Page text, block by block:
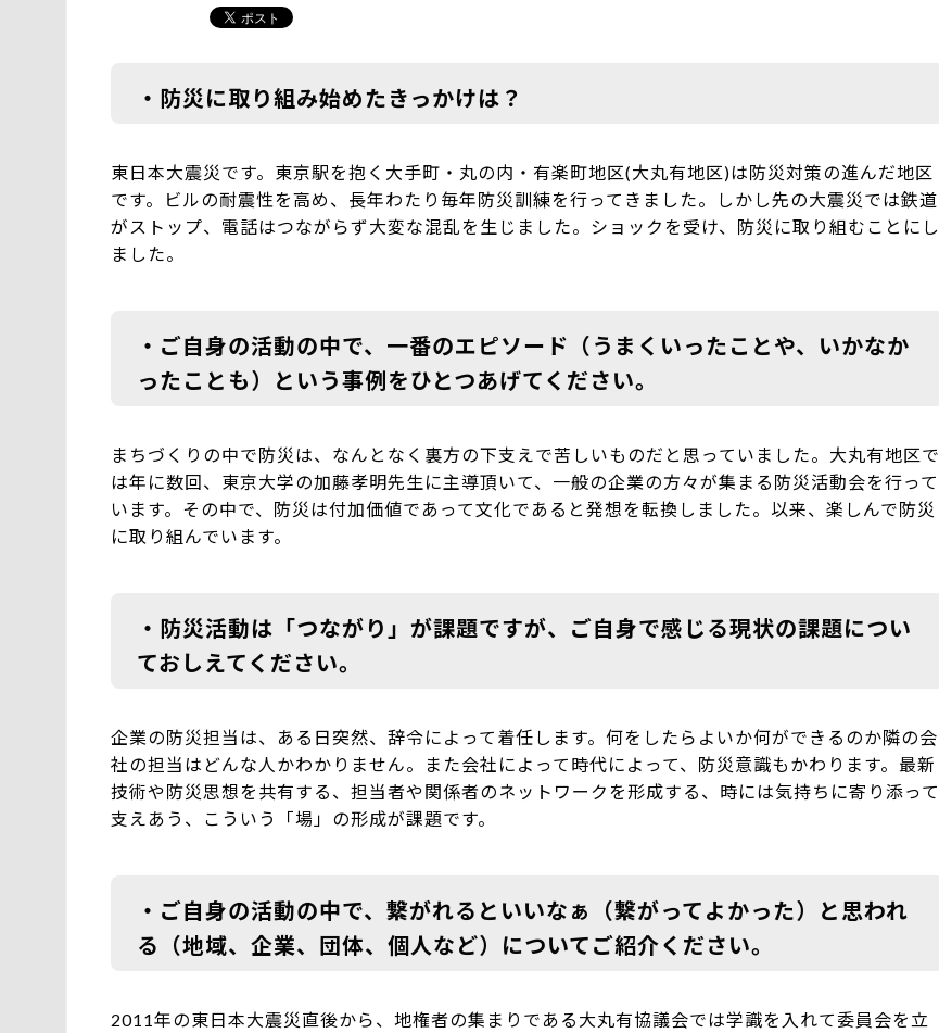
・防災に取り組み始めたきっかけは？
東日本大震災です。東京駅を抱く大手町・丸の内・有楽町地区(大丸有地区)は防災対策の進んだ地区
です。ビルの耐震性を高め、長年わたり毎年防災訓練を行ってきました。しかし先の大震災では鉄道
がストップ、電話はつながらず大変な混乱を生じました。ショックを受け、防災に取り組むことにし
ました。
・ご自身の活動の中で、一番のエピソード（うまくいったことや、いかなか
ったことも）という事例をひとつあげてください。
まちづくりの中で防災は、なんとなく裏方の下支えで苦しいものだと思っていました。大丸有地区で
は年に数回、東京大学の加藤孝明先生に主導頂いて、一般の企業の方々が集まる防災活動会を行って
います。その中で、防災は付加価値であって文化であると発想を転換しました。以来、楽しんで防災
に取り組んでいます。
・防災活動は「つながり」が課題ですが、ご自身で感じる現状の課題につい
ておしえてください。
企業の防災担当は、ある日突然、辞令によって着任します。何をしたらよいか何ができるのか隣の会
社の担当はどんな人かわかりません。また会社によって時代によって、防災意識もかわります。最新
技術や防災思想を共有する、担当者や関係者のネットワークを形成する、時には気持ちに寄り添って
支えあう、こういう「場」の形成が課題です。
・ご自身の活動の中で、繋がれるといいなぁ（繋がってよかった）と思われ
る（地域、企業、団体、個人など）についてご紹介ください。
2011年の東日本大震災直後から、地権者の集まりである大丸有協議会では学識を入れて委員会を立